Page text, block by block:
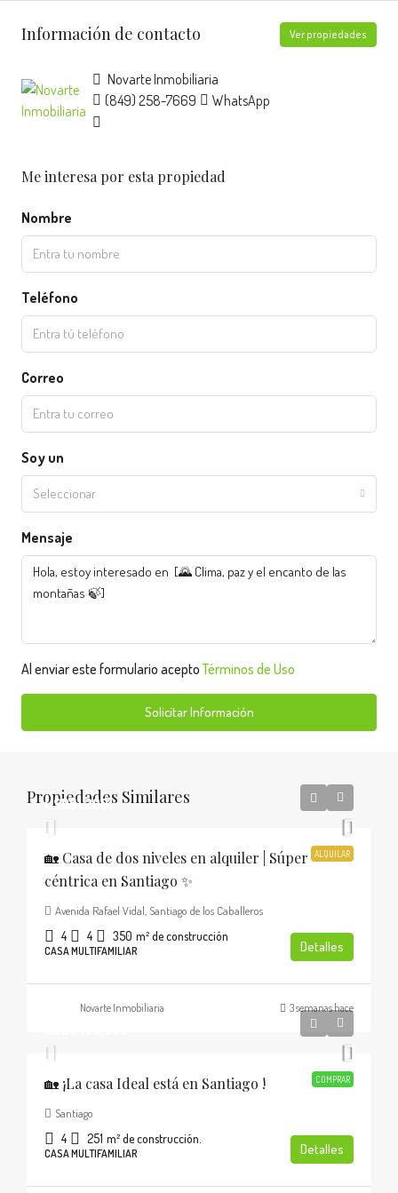
Información de contacto Ver propiedades
Novarte Inmobiliaria
(849) 258-7669
WhatsApp
Me interesa por esta propiedad
Nombre
Teléfono
Correo
Soy un
Seleccionar
Mensaje
Al enviar este formulario aceptoTérminos de Uso
Solicitar Información
Propiedades Similares
ALQUILAR
USD$1,200
🏡 Casa de dos niveles en alquiler | Súper
céntrica en Santiago ✨
Avenida Rafael Vidal, Santiago de los Caballeros
4 4 350 m² de construcción
CASA MULTIFAMILIAR Detalles
Novarte Inmobiliaria 3 semanas hace
COMPRAR
🏡 ¡La casa Ideal está en Santiago !
Santiago
4 251 m² de construcción.
CASA MULTIFAMILIAR Detalles